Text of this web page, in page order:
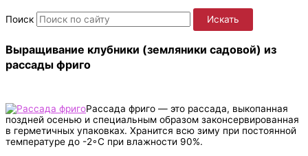
Поиск Искать
Выращивание клубники (земляники садовой) из
рассады фриго
Рассада фриго — это рассада, выкопанная
поздней осенью и специальным образом законсервированная
в герметичных упаковках. Хранится всю зиму при постоянной
температуре до -2◦С при влажности 90%.